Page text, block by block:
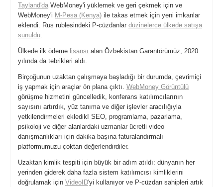
Tayland'da WebMoney'i yüklemek ve geri çekmek için ve
WebMoney'i M-Pesa (Kenya) ile takas etmek için yeni imkanlar
eklendi. Rus rublesindeki P-cüzdanlar düzinelerce ülkede satışa
sunuldu.
Ülkede ilk ödeme lisansı alan Özbekistan Garantörümüz, 2020
yılında da tebrikleri aldı.
Birçoğunun uzaktan çalışmaya başladığı bir durumda, çevrimiçi
iş yapmak için araçlar ön plana çıktı. WebMoney Görüntülü
görüşme hizmetini güncelledik, konferans katılımcılarının
sayısını artırdık, yüz tanıma ve diğer işlevler aracılığıyla
yetkilendirmeleri ekledik! SEO, programlama, pazarlama,
psikoloji ve diğer alanlardaki uzmanlar ücretli video
danışmanlıkları için dakika başına faturalandırmalı
platformumuzu çoktan değerlendirdiler.
Uzaktan kimlik tespiti için büyük bir adım atıldı: dünyanın her
yerinden giderek daha fazla sistem katılımcısı kimliklerini
doğrulamak için VideoID'yi kullanıyor ve P-cüzdan sahipleri artık